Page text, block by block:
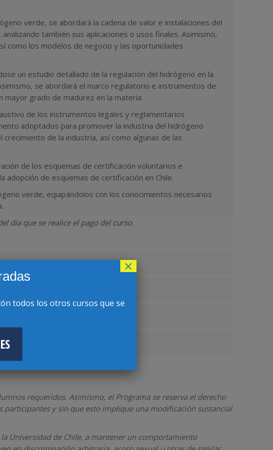
verde, se abordará la cadena de valor e instalaciones del
también sus aplicaciones o usos finales. Asimismo,
como los modelos de negocio y las oportunidades
un estudio detallado de la regulación del hidrógeno en la
se abordará el marco regulatorio e instrumentos de
mayor grado de madurez en la materia.
de los instrumentos legales y reglamentarios
adoptados para promover la industria del hidrógeno
de la industria, así como algunas de las
de los esquemas de certificación voluntarios e
adopción de esquemas de certificación en Chile.
verde, equipándolos con los conocimientos necesarios
día que se realice el pago del curso.
requeridos. Asimismo, el Programa se reserva el derecho
y sin que esto implique una modificación sustancial
Universidad de Chile, a mantener un comportamiento
todos los otros cursos que se
×